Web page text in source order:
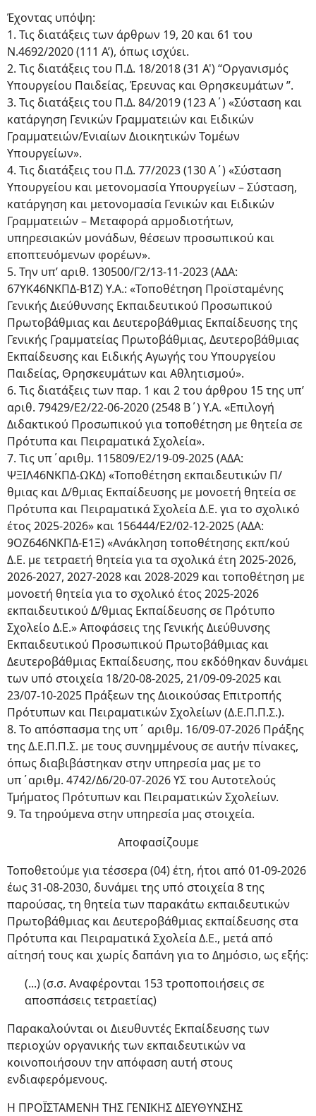
Έχοντας υπόψη:
1. Τις διατάξεις των άρθρων 19, 20 και 61 του
Ν.4692/2020 (111 Α’), όπως ισχύει.
2. Τις διατάξεις του Π.Δ. 18/2018 (31 Α') “Οργανισμός
Υπουργείου Παιδείας, Έρευνας και Θρησκευμάτων ”.
3. Τις διατάξεις του Π.Δ. 84/2019 (123 Α΄) «Σύσταση και
κατάργηση Γενικών Γραμματειών και Ειδικών
Γραμματειών/Ενιαίων Διοικητικών Τομέων
Υπουργείων».
4. Τις διατάξεις του Π.Δ. 77/2023 (130 Α΄) «Σύσταση
Υπουργείου και μετονομασία Υπουργείων – Σύσταση,
κατάργηση και μετονομασία Γενικών και Ειδικών
Γραμματειών – Μεταφορά αρμοδιοτήτων,
υπηρεσιακών μονάδων, θέσεων προσωπικού και
εποπτευόμενων φορέων».
5. Την υπ’ αριθ. 130500/Γ2/13-11-2023 (ΑΔΑ:
67ΥΚ46ΝΚΠΔ-Β1Ζ) Υ.Α.: «Τοποθέτηση Προϊσταμένης
Γενικής Διεύθυνσης Εκπαιδευτικού Προσωπικού
Πρωτοβάθμιας και Δευτεροβάθμιας Εκπαίδευσης της
Γενικής Γραμματείας Πρωτοβάθμιας, Δευτεροβάθμιας
Εκπαίδευσης και Ειδικής Αγωγής του Υπουργείου
Παιδείας, Θρησκευμάτων και Αθλητισμού».
6. Τις διατάξεις των παρ. 1 και 2 του άρθρου 15 της υπ’
αριθ. 79429/Ε2/22-06-2020 (2548 Β΄) Υ.Α. «Επιλογή
Διδακτικού Προσωπικού για τοποθέτηση με θητεία σε
Πρότυπα και Πειραματικά Σχολεία».
7. Τις υπ΄αριθμ. 115809/Ε2/19-09-2025 (ΑΔΑ:
ΨΞΙΛ46ΝΚΠΔ-ΩΚΔ) «Τοποθέτηση εκπαιδευτικών Π/
θμιας και Δ/θμιας Εκπαίδευσης με μονοετή θητεία σε
Πρότυπα και Πειραματικά Σχολεία Δ.Ε. για το σχολικό
έτος 2025-2026» και 156444/Ε2/02-12-2025 (ΑΔΑ:
9ΟΖ646ΝΚΠΔ-Ε1Ξ) «Ανάκληση τοποθέτησης εκπ/κού
Δ.Ε. με τετραετή θητεία για τα σχολικά έτη 2025-2026,
2026-2027, 2027-2028 και 2028-2029 και τοποθέτηση με
μονοετή θητεία για το σχολικό έτος 2025-2026
εκπαιδευτικού Δ/θμιας Εκπαίδευσης σε Πρότυπο
Σχολείο Δ.Ε.» Αποφάσεις της Γενικής Διεύθυνσης
Εκπαιδευτικού Προσωπικού Πρωτοβάθμιας και
Δευτεροβάθμιας Εκπαίδευσης, που εκδόθηκαν δυνάμει
των υπό στοιχεία 18/20-08-2025, 21/09-09-2025 και
23/07-10-2025 Πράξεων της Διοικούσας Επιτροπής
Πρότυπων και Πειραματικών Σχολείων (Δ.Ε.Π.Π.Σ.).
8. Το απόσπασμα της υπ΄ αριθμ. 16/09-07-2026 Πράξης
της Δ.Ε.Π.Π.Σ. με τους συνημμένους σε αυτήν πίνακες,
όπως διαβιβάστηκαν στην υπηρεσία μας με το
υπ΄αριθμ. 4742/Δ6/20-07-2026 ΥΣ του Αυτοτελούς
Τμήματος Πρότυπων και Πειραματικών Σχολείων.
9. Τα τηρούμενα στην υπηρεσία μας στοιχεία.
Αποφασίζουμε
Τοποθετούμε για τέσσερα (04) έτη, ήτοι από 01-09-2026
έως 31-08-2030, δυνάμει της υπό στοιχεία 8 της
παρούσας, τη θητεία των παρακάτω εκπαιδευτικών
Πρωτοβάθμιας και Δευτεροβάθμιας εκπαίδευσης στα
Πρότυπα και Πειραματικά Σχολεία Δ.Ε., μετά από
αίτησή τους και χωρίς δαπάνη για το Δημόσιο, ως εξής:
(...) (σ.σ. Αναφέρονται 153 τροποποιήσεις σε
αποσπάσεις τετραετίας)
Παρακαλούνται οι Διευθυντές Εκπαίδευσης των
περιοχών οργανικής των εκπαιδευτικών να
κοινοποιήσουν την απόφαση αυτή στους
ενδιαφερόμενους.
Η ΠΡΟΪΣΤΑΜΕΝΗ ΤΗΣ ΓΕΝΙΚΗΣ ΔΙΕΥΘΥΝΣΗΣ